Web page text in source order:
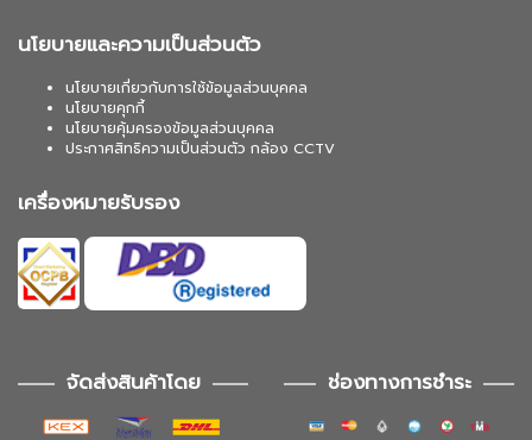
นโยบายและความเป็นส่วนตัว
นโยบายเกี่ยวกับการใช้ข้อมูลส่วนบุคคล
นโยบายคุกกี้
นโยบายคุ้มครองข้อมูลส่วนบุคคล
ประกาศสิทธิความเป็นส่วนตัว กล้อง CCTV
เครื่องหมายรับรอง
จัดส่งสินค้าโดย ช่องทางการชำระ